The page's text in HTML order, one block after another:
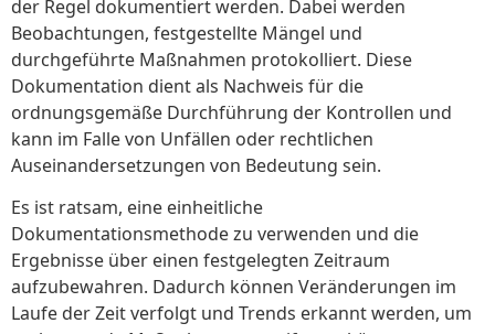
der Regel dokumentiert werden. Dabei werden
Beobachtungen, festgestellte Mängel und
durchgeführte Maßnahmen protokolliert. Diese
Dokumentation dient als Nachweis für die
ordnungsgemäße Durchführung der Kontrollen und
kann im Falle von Unfällen oder rechtlichen
Auseinandersetzungen von Bedeutung sein.
Es ist ratsam, eine einheitliche
Dokumentationsmethode zu verwenden und die
Ergebnisse über einen festgelegten Zeitraum
aufzubewahren. Dadurch können Veränderungen im
Laufe der Zeit verfolgt und Trends erkannt werden, um